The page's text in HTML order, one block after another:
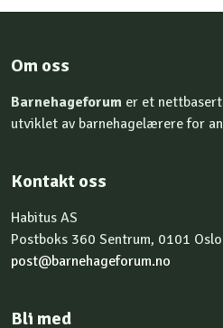
Om oss
Barnehageforum er et
utviklet av barnehagelærere for
Kontakt oss
Habitus AS
Postboks 360 Sentrum, 0101 Oslo
post@barnehageforum.no
Bli med